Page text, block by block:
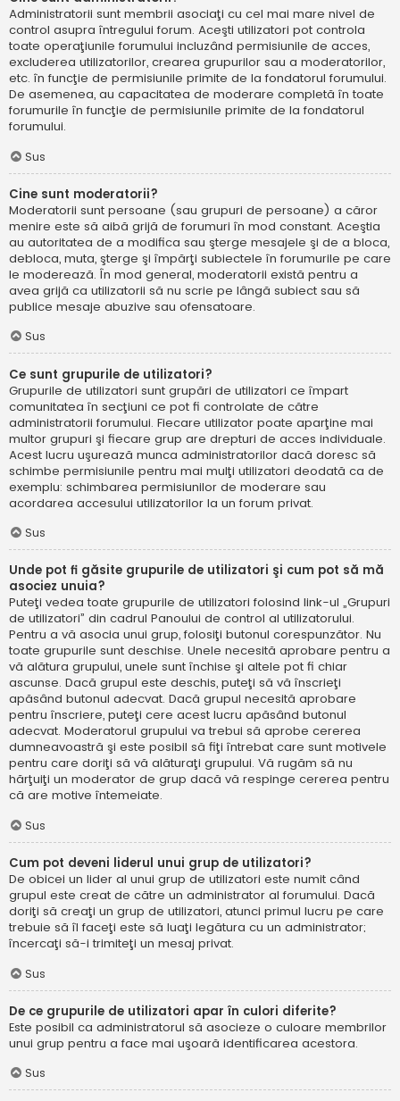
Administratorii sunt membrii asociaţi cu cel mai mare nivel de
control asupra întregului forum. Aceşti utilizatori pot controla
toate operaţiunile forumului incluzând permisiunile de acces,
excluderea utilizatorilor, crearea grupurilor sau a moderatorilor,
etc. în funcţie de permisiunile primite de la fondatorul forumului.
De asemenea, au capacitatea de moderare completă în toate
forumurile în funcţie de permisiunile primite de la fondatorul
forumului.
Sus
Cine sunt moderatorii?
Moderatorii sunt persoane (sau grupuri de persoane) a căror
menire este să aibă grijă de forumuri în mod constant. Aceştia
au autoritatea de a modifica sau şterge mesajele şi de a bloca,
debloca, muta, şterge şi împărţi subiectele în forumurile pe care
le moderează. În mod general, moderatorii există pentru a
avea grijă ca utilizatorii să nu scrie pe lângă subiect sau să
publice mesaje abuzive sau ofensatoare.
Sus
Ce sunt grupurile de utilizatori?
Grupurile de utilizatori sunt grupări de utilizatori ce împart
comunitatea în secţiuni ce pot fi controlate de către
administratorii forumului. Fiecare utilizator poate aparţine mai
multor grupuri şi fiecare grup are drepturi de acces individuale.
Acest lucru uşurează munca administratorilor dacă doresc să
schimbe permisiunile pentru mai mulţi utilizatori deodată ca de
exemplu: schimbarea permisiunilor de moderare sau
acordarea accesului utilizatorilor la un forum privat.
Sus
Unde pot fi găsite grupurile de utilizatori şi cum pot să mă
asociez unuia?
Puteţi vedea toate grupurile de utilizatori folosind link-ul „Grupuri
de utilizatori” din cadrul Panoului de control al utilizatorului.
Pentru a vă asocia unui grup, folosiţi butonul corespunzător. Nu
toate grupurile sunt deschise. Unele necesită aprobare pentru a
vă alătura grupului, unele sunt închise şi altele pot fi chiar
ascunse. Dacă grupul este deschis, puteţi să vă înscrieţi
apăsând butonul adecvat. Dacă grupul necesită aprobare
pentru înscriere, puteţi cere acest lucru apăsând butonul
adecvat. Moderatorul grupului va trebui să aprobe cererea
dumneavoastră şi este posibil să fiţi întrebat care sunt motivele
pentru care doriţi să vă alăturaţi grupului. Vă rugăm să nu
hărţuiţi un moderator de grup dacă vă respinge cererea pentru
că are motive întemeiate.
Sus
Cum pot deveni liderul unui grup de utilizatori?
De obicei un lider al unui grup de utilizatori este numit când
grupul este creat de către un administrator al forumului. Dacă
doriţi să creaţi un grup de utilizatori, atunci primul lucru pe care
trebuie să îl faceţi este să luaţi legătura cu un administrator;
încercaţi să-i trimiteţi un mesaj privat.
Sus
De ce grupurile de utilizatori apar în culori diferite?
Este posibil ca administratorul să asocieze o culoare membrilor
unui grup pentru a face mai uşoară identificarea acestora.
Sus